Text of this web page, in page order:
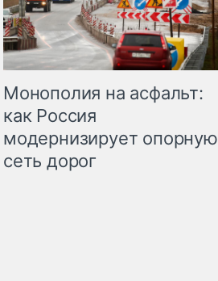
Монополия на асфальт:
как Россия
модернизирует опорную
сеть дорог